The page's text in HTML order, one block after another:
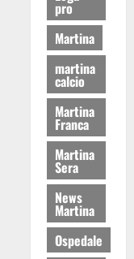
pro
Martina
martina
calcio
Martina
Franca
Martina
Sera
News
Martina
Ospedale